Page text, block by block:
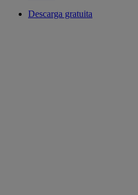
Descarga gratuita